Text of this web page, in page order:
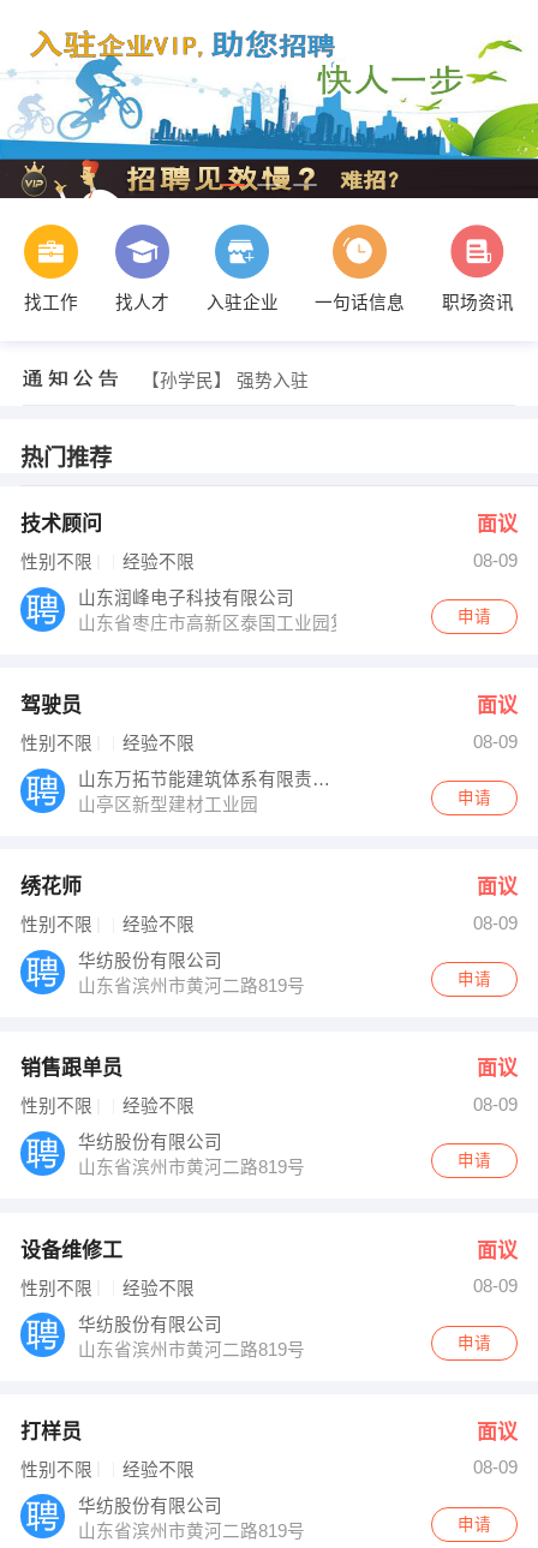
找工作 找人才 入驻企业 一句话信息 职场资讯
【孙学民】 强势入驻
李大江 发布 [销售跟单员 ] 招聘信息
李大江 发布 [设备维修工 ] 招聘信息
【孙学民】 强势入驻
热门推荐
技术顾问 面议
性别不限 经验不限
08-09
山东润峰电子科技有限公司
山东省枣庄市高新区泰国工业园复元四路
申请
驾驶员 面议
性别不限 经验不限
08-09
山东万拓节能建筑体系有限责任公司
山亭区新型建材工业园
申请
绣花师 面议
性别不限 经验不限
08-09
华纺股份有限公司
山东省滨州市黄河二路819号
申请
销售跟单员 面议
性别不限 经验不限
08-09
华纺股份有限公司
山东省滨州市黄河二路819号
申请
设备维修工 面议
性别不限 经验不限
08-09
华纺股份有限公司
山东省滨州市黄河二路819号
申请
打样员 面议
性别不限 经验不限
08-09
华纺股份有限公司
山东省滨州市黄河二路819号
申请